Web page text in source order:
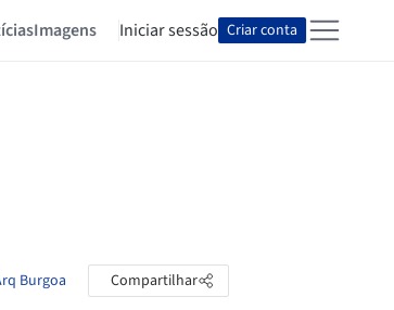
Imagens Iniciar sessão Criar conta
Burgoa Compartilhar